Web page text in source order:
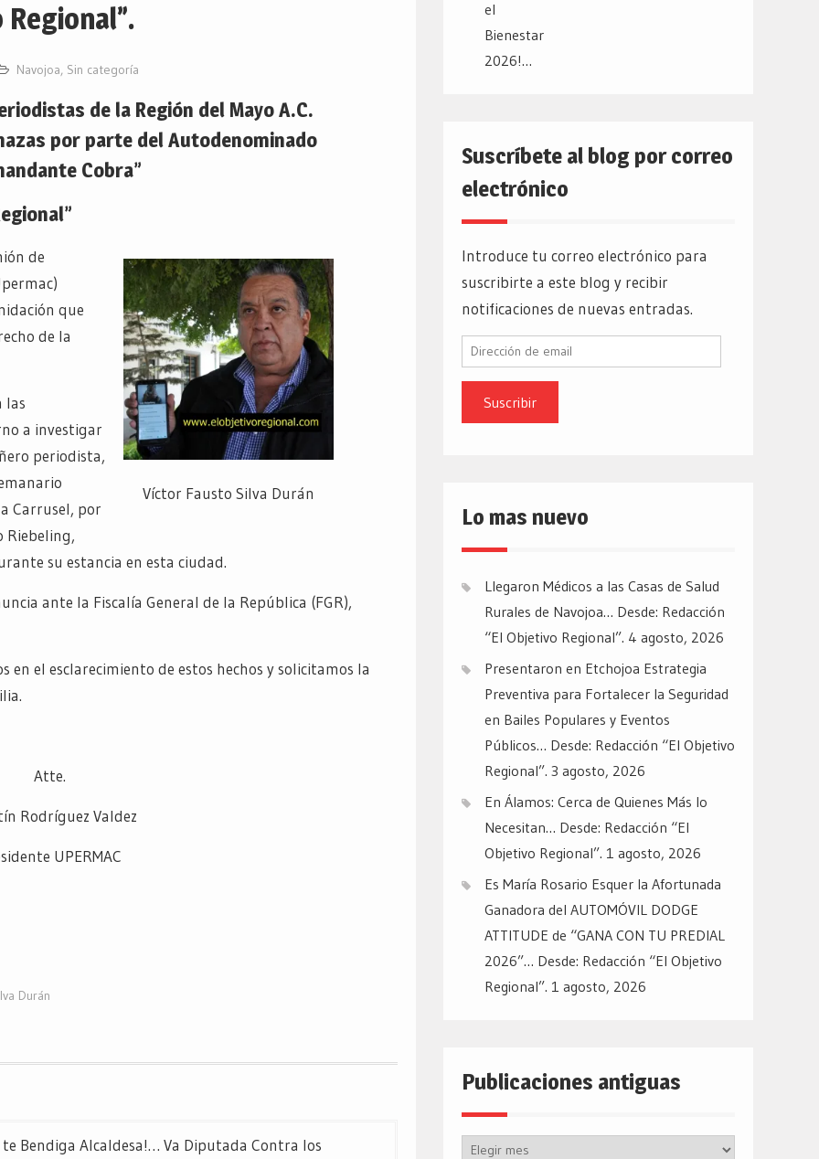
Regional”.
Navojoa, Sin categoría
de la Región del Mayo A.C.
por parte del Autodenominado
Cobra”
Víctor Fausto Silva Durán
de
que
de la
las
a investigar
periodista,
Carrusel, por
Riebeling,
su estancia en esta ciudad.
ante la Fiscalía General de la República (FGR),
en el esclarecimiento de estos hechos y solicitamos la
Atte.
Rodríguez Valdez
UPERMAC
Durán
Bendiga Alcaldesa!… Va Diputada Contra los
Suscríbete al blog por correo
electrónico
Introduce tu correo electrónico para
suscribirte a este blog y recibir
notificaciones de nuevas entradas.
Dirección
email
Lo mas nuevo
Llegaron Médicos a las Casas de Salud
Rurales de Navojoa… Desde: Redacción
“El Objetivo Regional”. 4 agosto, 2026
Presentaron en Etchojoa Estrategia
Preventiva para Fortalecer la Seguridad
en Bailes Populares y Eventos
Públicos… Desde: Redacción “El Objetivo
Regional”. 3 agosto, 2026
En Álamos: Cerca de Quienes Más lo
Necesitan… Desde: Redacción “El
Objetivo Regional”. 1 agosto, 2026
Es María Rosario Esquer la Afortunada
Ganadora del AUTOMÓVIL DODGE
ATTITUDE de “GANA CON TU PREDIAL
2026”… Desde: Redacción “El Objetivo
Regional”. 1 agosto, 2026
Publicaciones antiguas
Publicaciones